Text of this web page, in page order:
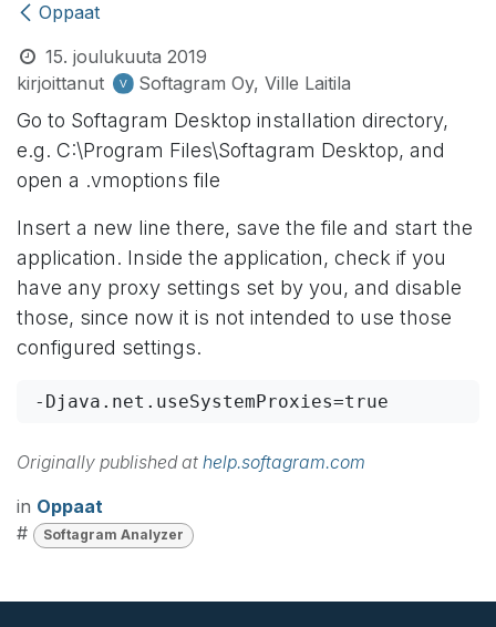
Oppaat
15. joulukuuta 2019
kirjoittanut
Softagram Oy, Ville Laitila
Go to Softagram Desktop installation directory,
e.g. C:\Program Files\Softagram Desktop, and
open a .vmoptions file
Insert a new line there, save the file and start the
application. Inside the application, check if you
have any proxy settings set by you, and disable
those, since now it is not intended to use those
configured settings.
-Djava.net.useSystemProxies=true
Originally published at help.softagram.com
in Oppaat
#
Softagram Analyzer